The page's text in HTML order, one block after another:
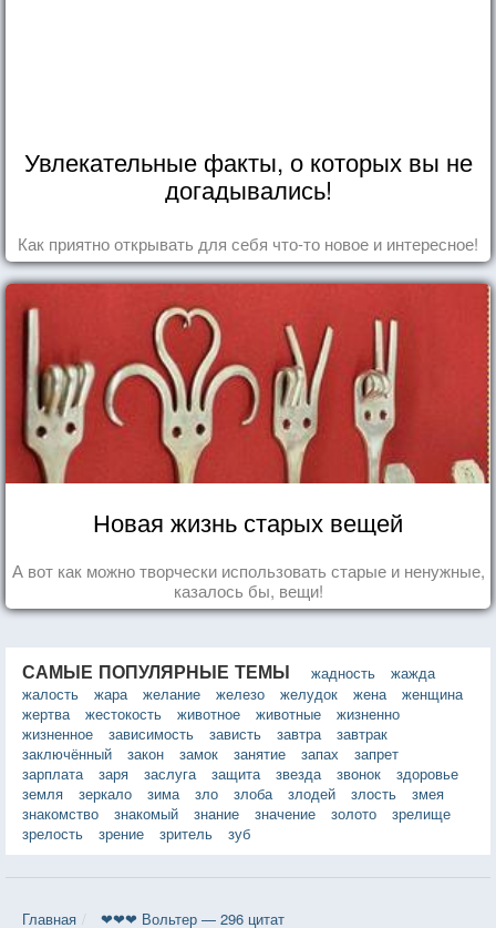
Увлекательные факты, о которых вы не
догадывались!
Как приятно открывать для себя что-то новое и интересное!
Новая жизнь старых вещей
А вот как можно творчески использовать старые и ненужные,
казалось бы, вещи!
САМЫЕ ПОПУЛЯРНЫЕ ТЕМЫ жадность
жажда
жалость
жара желание железо желудок жена
женщина
жертва
жестокость животное животные
жизненно
жизненное
зависимость зависть завтра
завтрак
заключённый
закон замок занятие запах
запрет
зарплата
заря заслуга защита звезда звонок
здоровье
земля
зеркало зима зло злоба злодей злость
змея
знакомство
знакомый знание значение золото
зрелище
зрелость
зрение зритель зуб
Главная ❤❤❤ Вольтер — 296 цитат